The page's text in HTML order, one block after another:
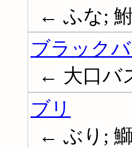
← ふな; 鮒
ブラック
← 大口バ
ブリ
← ぶり;